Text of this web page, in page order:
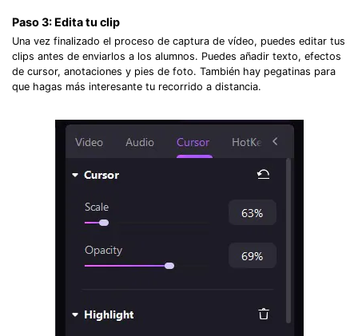
Paso 3: Edita tu clip
Una vez finalizado el proceso de captura de vídeo, puedes editar tus
clips antes de enviarlos a los alumnos. Puedes añadir texto, efectos
de cursor, anotaciones y pies de foto. También hay pegatinas para
que hagas más interesante tu recorrido a distancia.